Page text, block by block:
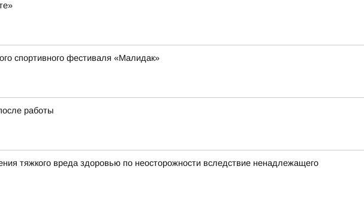
спортивного фестиваля «Малидак»
работы
тяжкого вреда здоровью по неосторожности вследствие ненадлежащего